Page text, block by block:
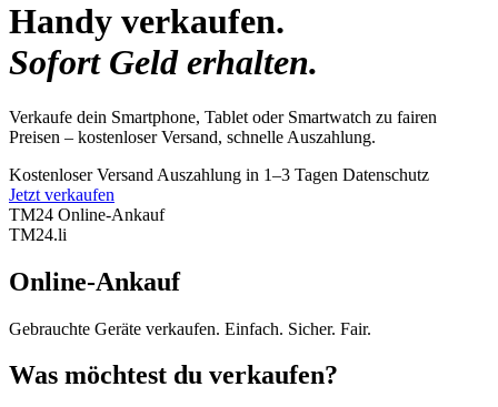
Handy verkaufen.
Sofort Geld erhalten.
Verkaufe dein Smartphone, Tablet oder Smartwatch zu fairen
Preisen – kostenloser Versand, schnelle Auszahlung.
Kostenloser Versand Auszahlung in 1–3 Tagen Datenschutz
Jetzt verkaufen
TM24 Online-Ankauf
TM24.li
Online-Ankauf
Gebrauchte Geräte verkaufen. Einfach. Sicher. Fair.
Was möchtest du verkaufen?